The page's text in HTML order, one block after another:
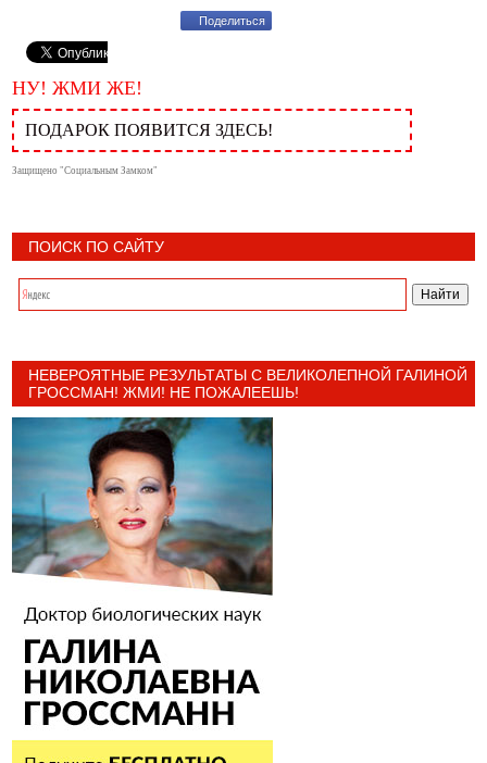
Поделиться
НУ! ЖМИ ЖЕ!
ПОДАРОК ПОЯВИТСЯ ЗДЕСЬ!
Защищено "Социальным Замком"
ПОИСК ПО САЙТУ
НЕВЕРОЯТНЫЕ РЕЗУЛЬТАТЫ С ВЕЛИКОЛЕПНОЙ ГАЛИНОЙ
ГРОССМАН! ЖМИ! НЕ ПОЖАЛЕЕШЬ!